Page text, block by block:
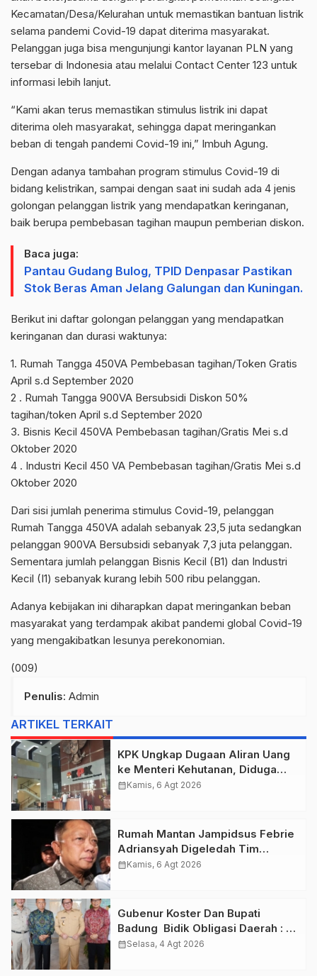
Kecamatan/Desa/Kelurahan untuk memastikan bantuan listrik
selama pandemi Covid-19 dapat diterima masyarakat.
Pelanggan juga bisa mengunjungi kantor layanan PLN yang
tersebar di Indonesia atau melalui Contact Center 123 untuk
informasi lebih lanjut.
“Kami akan terus memastikan stimulus listrik ini dapat
diterima oleh masyarakat, sehingga dapat meringankan
beban di tengah pandemi Covid-19 ini,” Imbuh Agung.
Dengan adanya tambahan program stimulus Covid-19 di
bidang kelistrikan, sampai dengan saat ini sudah ada 4 jenis
golongan pelanggan listrik yang mendapatkan keringanan,
baik berupa pembebasan tagihan maupun pemberian diskon.
Baca juga:
Pantau Gudang Bulog, TPID Denpasar Pastikan
Stok Beras Aman Jelang Galungan dan Kuningan.
Berikut ini daftar golongan pelanggan yang mendapatkan
keringanan dan durasi waktunya:
1. Rumah Tangga 450VA Pembebasan tagihan/Token Gratis
April s.d September 2020
2 . Rumah Tangga 900VA Bersubsidi Diskon 50%
tagihan/token April s.d September 2020
3. Bisnis Kecil 450VA Pembebasan tagihan/Gratis Mei s.d
Oktober 2020
4 . Industri Kecil 450 VA Pembebasan tagihan/Gratis Mei s.d
Oktober 2020
Dari sisi jumlah penerima stimulus Covid-19, pelanggan
Rumah Tangga 450VA adalah sebanyak 23,5 juta sedangkan
pelanggan 900VA Bersubsidi sebanyak 7,3 juta pelanggan.
Sementara jumlah pelanggan Bisnis Kecil (B1) dan Industri
Kecil (I1) sebanyak kurang lebih 500 ribu pelanggan.
Adanya kebijakan ini diharapkan dapat meringankan beban
masyarakat yang terdampak akibat pandemi global Covid-19
yang mengakibatkan lesunya perekonomian.
(009)
Penulis: Admin
ARTIKEL TERKAIT
KPK Ungkap Dugaan Aliran Uang
ke Menteri Kehutanan, Diduga
Terkait Pelepasan Kawasan Hutan
calendar_monthKamis, 6 Agt 2026
Rumah Mantan Jampidsus Febrie
Adriansyah Digeledah Tim
Penyidik Kejaksaan Agung,
calendar_monthKamis, 6 Agt 2026
Gubenur Koster Dan Bupati
Badung Bidik Obligasi Daerah :
Gaspol Bangun Infrastruktur
calendar_monthSelasa, 4 Agt 2026